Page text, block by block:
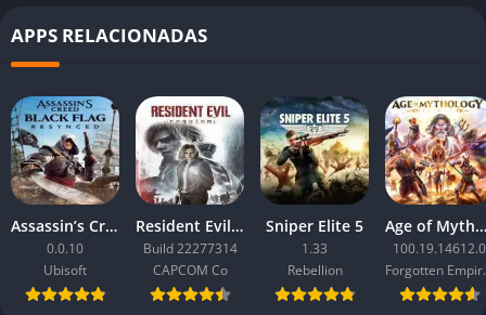
APPS RELACIONADAS
Assassin’s Creed Black Flag Resynced
0.0.10
Ubisoft
Resident Evil Requiem
Build 22277314
CAPCOM Co
Sniper Elite 5
1.33
Rebellion
Age of Mythology: Retold
100.19.14612.0